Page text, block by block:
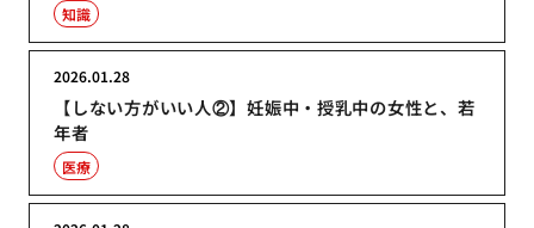
知識
【しない方がいい人②】妊娠中・授乳中の女性と、若
年者
2026.01.28
医療